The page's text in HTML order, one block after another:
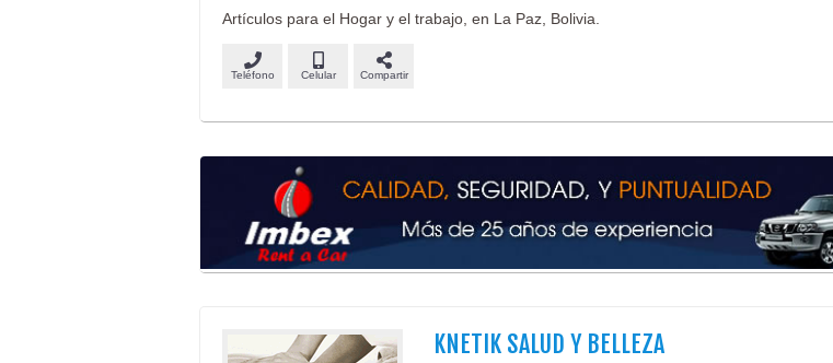
Artículos para el Hogar y el trabajo, en La Paz, Bolivia.
Teléfono Celular Compartir
KNETIK SALUD Y BELLEZA